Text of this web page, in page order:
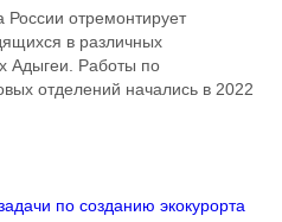
России отремонтирует
в различных
Адыгеи. Работы по
отделений начались в 2022